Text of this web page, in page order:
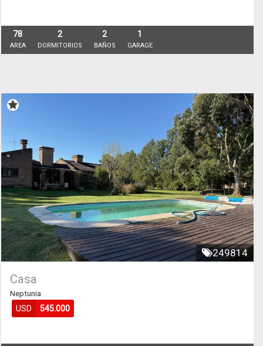
78
AREA
2
DORMITORIOS
2
BAÑOS
1
GARAGE
249814
Casa
Neptunia
USD 545.000